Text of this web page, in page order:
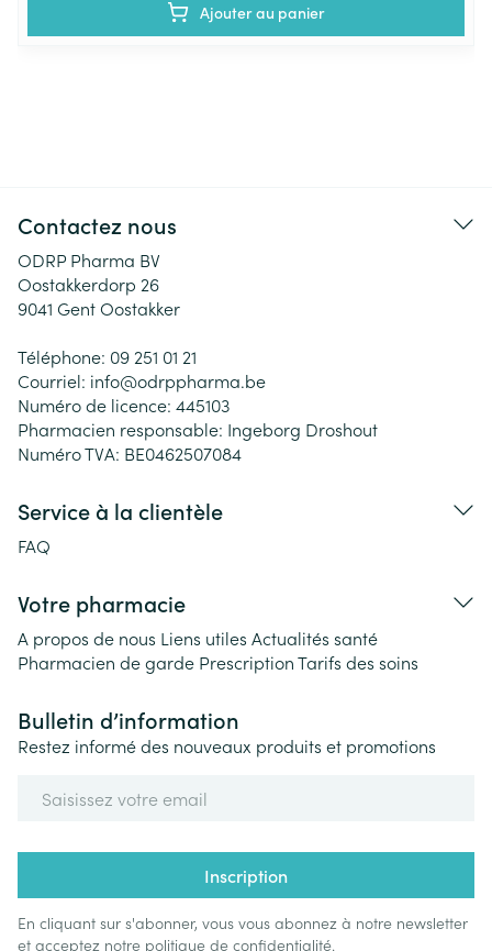
Ajouter au panier
Contactez nous
ODRP Pharma BV
Oostakkerdorp 26
9041 Gent Oostakker
Téléphone: 09 251 01 21
Courriel: info@odrppharma.be
Numéro de licence: 445103
Pharmacien responsable: Ingeborg Droshout
Numéro TVA: BE0462507084
Service à la clientèle
FAQ
Votre pharmacie
A propos de nous Liens utiles Actualités santé
Pharmacien de garde PrescriptionTarifs des soins
Bulletin d’information
Restez informé des nouveaux produits et promotions
Inscription
En cliquant sur s'abonner, vous vous abonnez à notre newsletter
et acceptez notre politique de confidentialité.